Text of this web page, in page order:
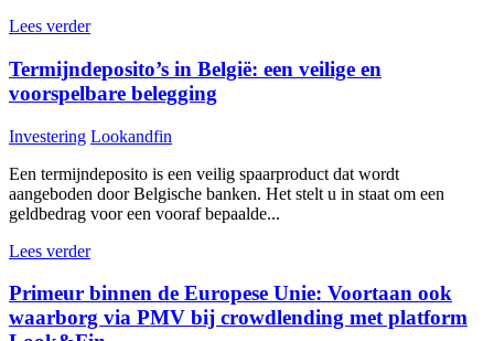
Lees verder
Termijndeposito’s in België: een veilige en
voorspelbare belegging
Investering Lookandfin
Een termijndeposito is een veilig spaarproduct dat wordt
aangeboden door Belgische banken. Het stelt u in staat om een
geldbedrag voor een vooraf bepaalde...
Lees verder
Primeur binnen de Europese Unie: Voortaan ook
waarborg via PMV bij crowdlending met platform